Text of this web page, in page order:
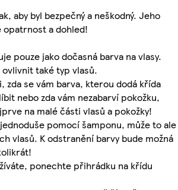
aby byl bezpečný a neškodný. Jeho
opatrnost a dohled!
pouze jako dočasná barva na vlasy.
také typ vlasů.
zda se vám barva, kterou dodá křída
nebo zda vám nezabarví pokožku,
na malé části vlasů a pokožky!
pomocí šamponu, může to ale
vlasů. K odstranění barvy bude možná
ponechte přihrádku na křídu